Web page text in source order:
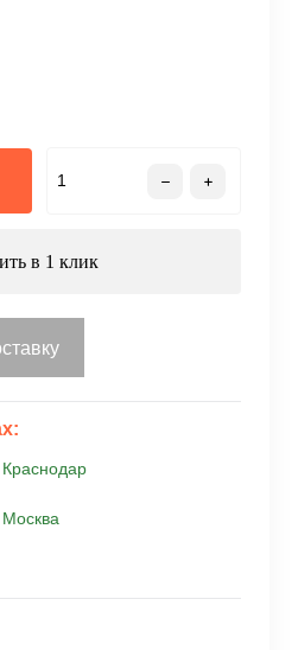
в 1 клик
Краснодар
Москва